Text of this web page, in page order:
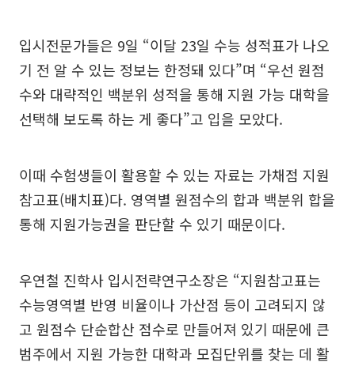
입시전문가들은 9일 “이달 23일 수능 성적표가 나오
기 전 알 수 있는 정보는 한정돼 있다”며 “우선 원점
수와 대략적인 백분위 성적을 통해 지원 가능 대학을
선택해 보도록 하는 게 좋다”고 입을 모았다.
이때 수험생들이 활용할 수 있는 자료는 가채점 지원
참고표(배치표)다. 영역별 원점수의 합과 백분위 합을
통해 지원가능권을 판단할 수 있기 때문이다.
우연철 진학사 입시전략연구소장은 “지원참고표는
수능영역별 반영 비율이나 가산점 등이 고려되지 않
고 원점수 단순합산 점수로 만들어져 있기 때문에 큰
범주에서 지원 가능한 대학과 모집단위를 찾는 데 활